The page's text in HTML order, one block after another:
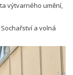
výtvarného umění,
a volná